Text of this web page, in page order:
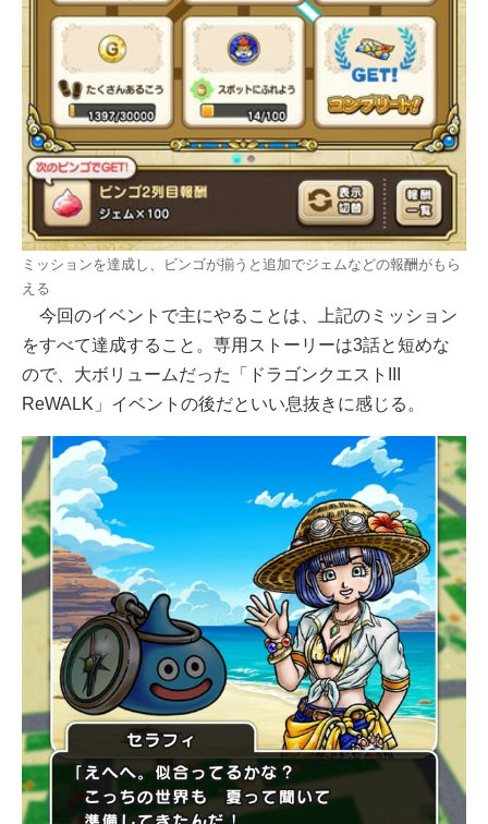
ミッションを達成し、ビンゴが揃うと追加でジェムなどの報酬がもら
える
今回のイベントで主にやることは、上記のミッション
をすべて達成すること。専用ストーリーは3話と短めな
ので、大ボリュームだった「ドラゴンクエストIII
ReWALK」イベントの後だといい息抜きに感じる。